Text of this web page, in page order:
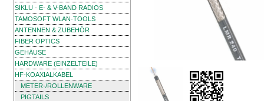
SIKLU - E- & V-BAND RADIOS
TAMOSOFT WLAN-TOOLS
ANTENNEN & ZUBEHÖR
FIBER OPTICS
GEHÄUSE
HARDWARE (EINZELTEILE)
HF-KOAXIALKABEL
METER-/ROLLENWARE
PIGTAILS